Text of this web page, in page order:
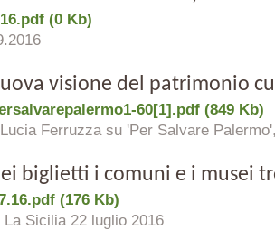
(0 Kb)
visione del patrimonio
60[1].pdf (849 Kb)
Ferruzza su 'Per Salvare
biglietti i comuni e i musei
(176 Kb)
Sicilia 22 luglio 2016